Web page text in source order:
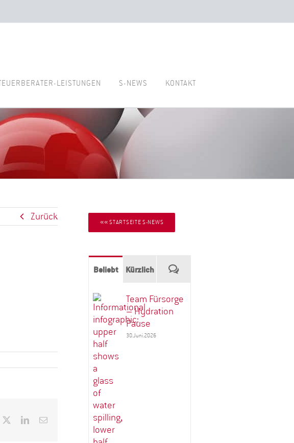
LEISTUNGEN S-NEWS KONTAKT
Zurück
LinkedIn
E-
«« STARTSEITE S-NEWS
Beliebt Kürzlich Kommentare
Team Fürsorge
– Hydration
Pause
30.Juni.2026